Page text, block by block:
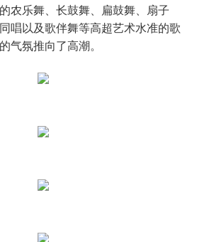
农乐舞、长鼓舞、扁鼓舞、扇子
唱以及歌伴舞等高超艺术水准的歌
气氛推向了高潮。